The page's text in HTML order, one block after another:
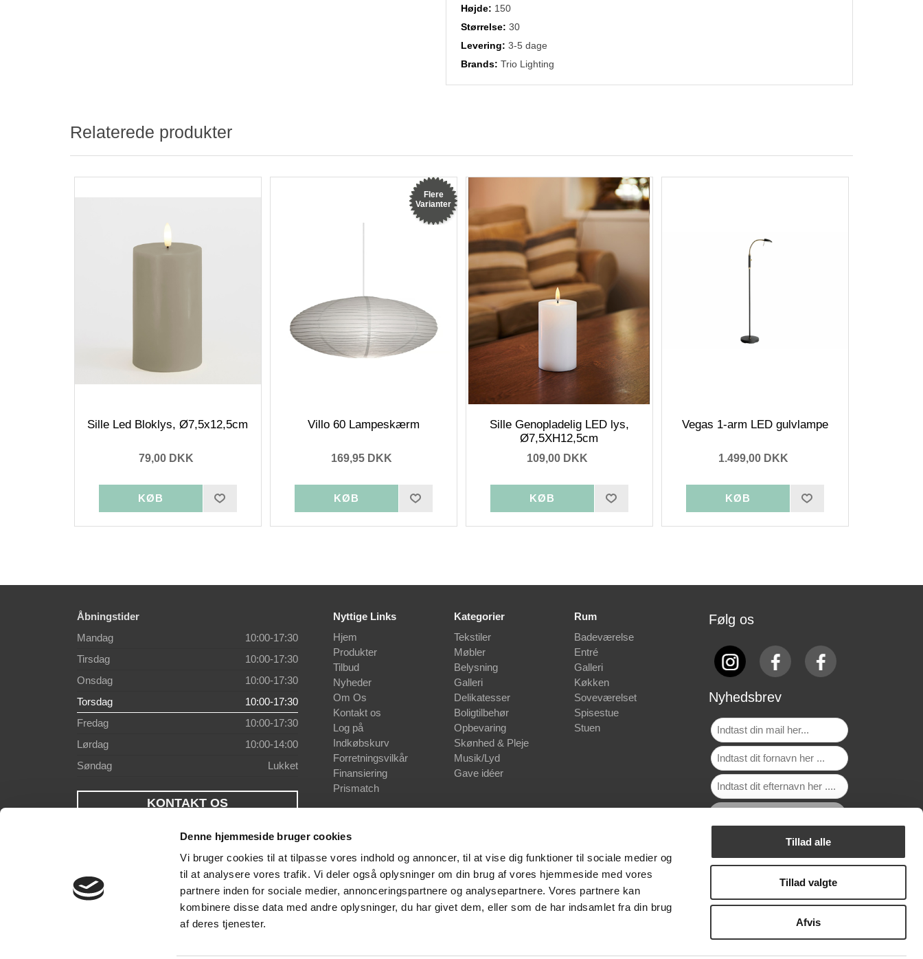
Denne hjemmeside bruger cookies
Vi bruger cookies til at tilpasse vores indhold og annoncer, til at vise dig funktioner til sociale medier og
til at analysere vores trafik. Vi deler også oplysninger om din brug af vores hjemmeside med vores
partnere inden for sociale medier, annonceringspartnere og analysepartnere. Vores partnere kan
kombinere disse data med andre oplysninger, du har givet dem, eller som de har indsamlet fra din brug
af deres tjenester.
Tillad alle
Tillad valgte
Afvis
Højde: 150
Størrelse:30
Levering:3-5 dage
Brands:Trio Lighting
Relaterede produkter
Sille Led Bloklys, Ø7,5x12,5cm
79,00 DKK
Flere
Varianter
Villo 60 Lampeskærm
169,95 DKK
Sille Genopladelig LED lys,
Ø7,5XH12,5cm
109,00 DKK
Vegas 1-arm LED gulvlampe
1.499,00 DKK
Åbningstider
Mandag
10:00-17:30
Tirsdag
10:00-17:30
Onsdag
10:00-17:30
Torsdag
10:00-17:30
Fredag
10:00-17:30
Lørdag
10:00-14:00
Søndag
Lukket
KONTAKT OS
Nyttige Links
Hjem
Produkter
Tilbud
Nyheder
Om Os
Kontakt os
Log på
Indkøbskurv
Forretningsvilkår
Finansiering
Prismatch
Kategorier
Tekstiler
Møbler
Belysning
Galleri
Delikatesser
Boligtilbehør
Opbevaring
Skønhed & Pleje
Musik/Lyd
Gave idéer
Rum
Badeværelse
Entré
Galleri
Køkken
Soveværelset
Spisestue
Stuen
Følg os
Nyhedsbrev